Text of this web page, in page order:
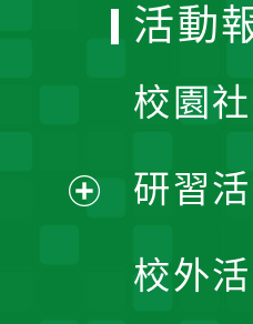
活動
校園
研習
校外